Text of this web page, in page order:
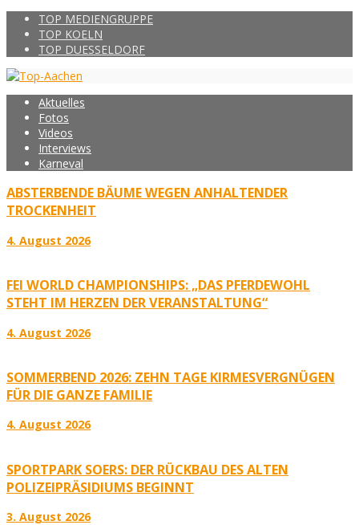
TOP MEDIENGRUPPE
TOP KOELN
TOP DUESSELDORF
Aktuelles
Fotos
Videos
Interviews
Karneval
ABSTERBENDE BÄUME WEGEN ANHALTENDER
TROCKENHEIT
4. August 2026
FEI WORLD CHAMPIONSHIPS: „DAS PFERDEWOHL
STEHT IM HERZEN DER VERANSTALTUNG“
4. August 2026
SOMMERBEND 2026: ZEHN TAGE KIRMESVERGNÜGEN
FÜR DIE GANZE FAMILIE
4. August 2026
SPORTPARK SOERS: DER RÜCKBAU DES ALTEN
POLIZEIPRÄSIDIUMS BEGINNT
3. August 2026